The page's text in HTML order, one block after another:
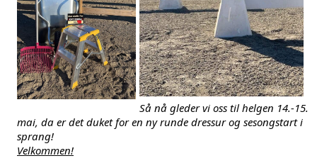
Så nå gleder vi oss til helgen 14.-15.
mai, da er det duket for en ny runde dressur og sesongstart i
sprang!
Velkommen!